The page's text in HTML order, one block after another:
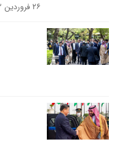
۲۶ فروردین ۱۴۰۲